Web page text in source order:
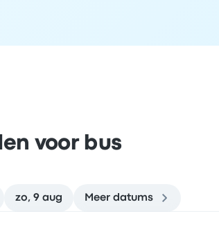
voor bus
zo, 9 aug Meer datums